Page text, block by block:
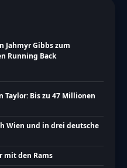
Jahmyr Gibbs zum
Running Back
Taylor: Bis zu 47 Millionen
Wien und in drei deutsche
mit den Rams